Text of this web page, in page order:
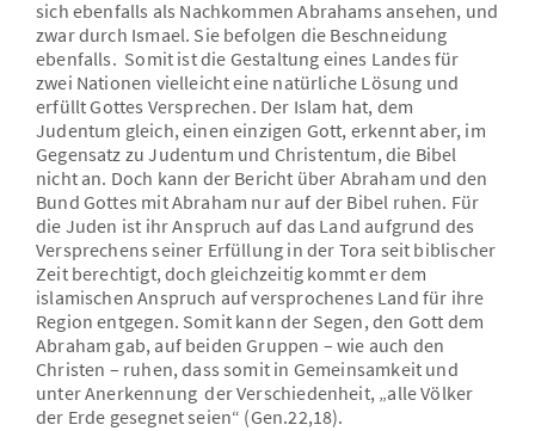
sich ebenfalls als Nachkommen Abrahams ansehen, und
zwar durch Ismael. Sie befolgen die Beschneidung
ebenfalls. Somit ist die Gestaltung eines Landes für
zwei Nationen vielleicht eine natürliche Lösung und
erfüllt Gottes Versprechen. Der Islam hat, dem
Judentum gleich, einen einzigen Gott, erkennt aber, im
Gegensatz zu Judentum und Christentum, die Bibel
nicht an. Doch kann der Bericht über Abraham und den
Bund Gottes mit Abraham nur auf der Bibel ruhen. Für
die Juden ist ihr Anspruch auf das Land aufgrund des
Versprechens seiner Erfüllung in der Tora seit biblischer
Zeit berechtigt, doch gleichzeitig kommt er dem
islamischen Anspruch auf versprochenes Land für ihre
Region entgegen. Somit kann der Segen, den Gott dem
Abraham gab, auf beiden Gruppen – wie auch den
Christen – ruhen, dass somit in Gemeinsamkeit und
unter Anerkennung der Verschiedenheit, „alle Völker
der Erde gesegnet seien“ (Gen.22,18).